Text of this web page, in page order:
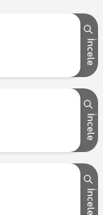
İncele
Yetkili Servisi)
İncele
İncele